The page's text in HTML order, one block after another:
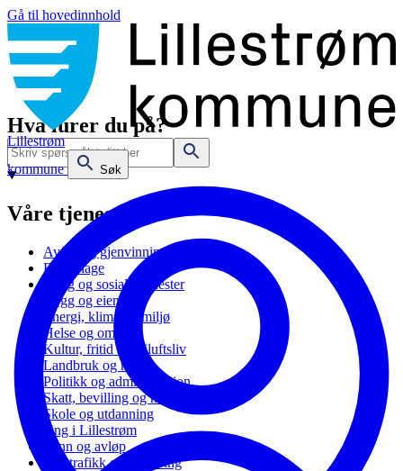
Gå til hovedinnhold
Lillestrøm
kommune
Søk
Hva lurer du på?
Våre tjenester
Avfall og gjenvinning
Barnehage
Bolig og sosiale tjenester
Bygg og eiendom
Energi, klima og miljø
Helse og omsorg
Kultur, fritid og friluftsliv
Landbruk og natur
Politikk og administrasjon
Skatt, bevilling og næring
Skole og utdanning
Ung i Lillestrøm
Vann og avløp
Vei, trafikk og parkering